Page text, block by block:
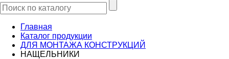
Главная
Каталог продукции
ДЛЯ МОНТАЖА КОНСТРУКЦИЙ
НАЩЕЛЬНИКИ